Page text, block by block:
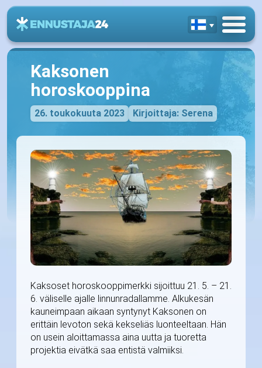
Kaksonen
horoskooppina
26. toukokuuta 2023 Kirjoittaja: Serena
Kaksoset horoskooppimerkki sijoittuu 21. 5. – 21.
6. väliselle ajalle linnunradallamme. Alkukesän
kauneimpaan aikaan syntynyt Kaksonen on
erittäin levoton sekä kekseliäs luonteeltaan. Hän
on usein aloittamassa aina uutta ja tuoretta
projektia eivätkä saa entistä valmiiksi.